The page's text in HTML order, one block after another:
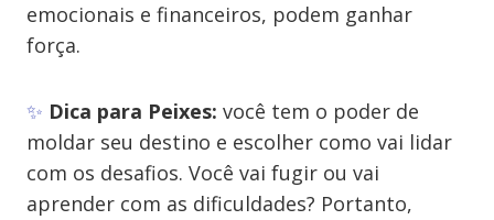
emocionais e financeiros, podem ganhar
força.
✨ Dica para Peixes: você tem o poder de
moldar seu destino e escolher como vai lidar
com os desafios. Você vai fugir ou vai
aprender com as dificuldades? Portanto,